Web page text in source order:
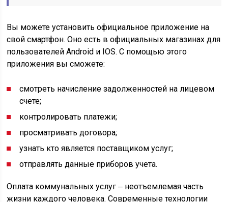
Вы можете установить официальное приложение на
свой смартфон. Оно есть в официальных магазинах для
пользователей Android и IOS. С помощью этого
приложения вы сможете:
смотреть начисление задолженностей на лицевом
счете;
контролировать платежи;
просматривать договора;
узнать кто является поставщиком услуг;
отправлять данные приборов учета.
Оплата коммунальных услуг ‒ неотъемлемая часть
жизни каждого человека. Современные технологии